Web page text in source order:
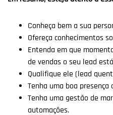
Conheça bem a sua
Ofereça conhecimentos
Entenda em que
de vendas o seu lead
Qualifique ele (lead
Tenha uma boa presença
Tenha uma gestão de
automações.